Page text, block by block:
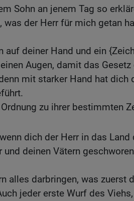
Sohn an jenem Tag so
der Herr für mich getan
auf deiner Hand und ein
Augen, damit das Gesetz
mit starker Hand hat dich
zu ihrer bestimmten
dich der Herr in das Land
deinen Vätern
alles darbringen, was zuerst
jeder erste Wurf des